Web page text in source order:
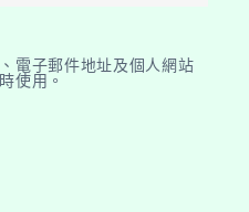
電子郵件地址及個人網站
使用。